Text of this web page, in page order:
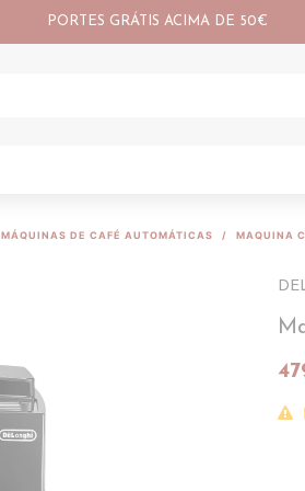
PORTES GRÁTIS ACIMA DE 50€
MÁQUINAS DE CAFÉ AUTOMÁTICAS MAQUINA